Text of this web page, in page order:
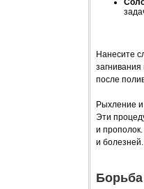
Нанесите
после
Рыхление
Эти
и
и болезней.